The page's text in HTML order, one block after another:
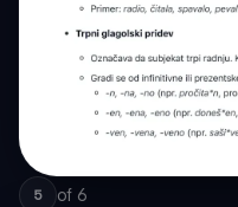
5 of 6